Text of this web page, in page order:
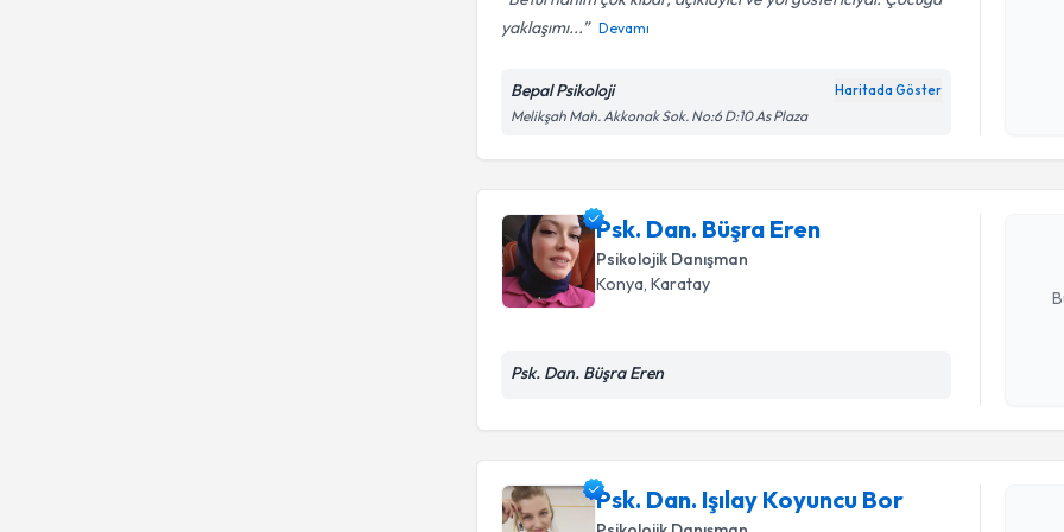
yaklaşımı...
Devamı
Bepal Psikoloji Haritada Göster
Melikşah Mah. Akkonak Sok. No:6 D:10 As Plaza
Psk. Dan. Büşra Eren
Psikolojik Danışman
Konya, Karatay
Psk. Dan. Büşra Eren
bu
posta ile
Psk. Dan. Işılay Koyuncu Bor